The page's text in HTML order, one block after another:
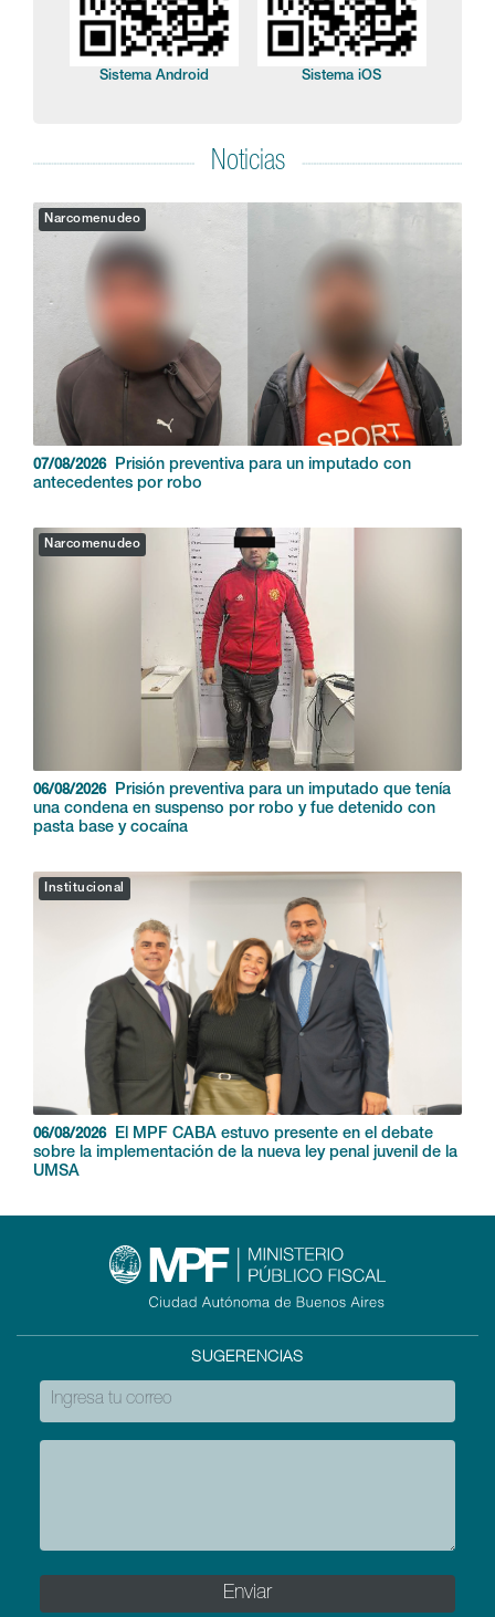
Sistema Android Sistema iOS
Noticias
Narcomenudeo
07/08/2026
Prisión preventiva para un imputado con
antecedentes por robo
Narcomenudeo
06/08/2026
Prisión preventiva para un imputado que tenía
una condena en suspenso por robo y fue detenido con
pasta base y cocaína
Institucional
06/08/2026
El MPF CABA estuvo presente en el debate
sobre la implementación de la nueva ley penal juvenil de la
UMSA
SUGERENCIAS